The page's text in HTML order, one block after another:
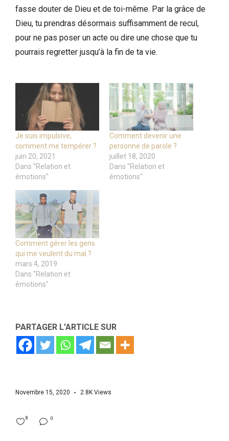
fasse douter de Dieu et de toi-même. Par la grâce de
Dieu, tu prendras désormais suffisamment de recul,
pour ne pas poser un acte ou dire une chose que tu
pourrais regretter jusqu’à la fin de ta vie.
Je suis impulsive,
comment me tempérer ?
juin 20, 2021
Dans "Relation et
émotions"
Comment devenir une
personne de parole ?
juillet 18, 2020
Dans "Relation et
émotions"
Comment gérer les gens
qui me veulent du mal ?
mars 4, 2019
Dans "Relation et
émotions"
PARTAGER L'ARTICLE SUR
Novembre 15, 2020 2.8K Views
0
8